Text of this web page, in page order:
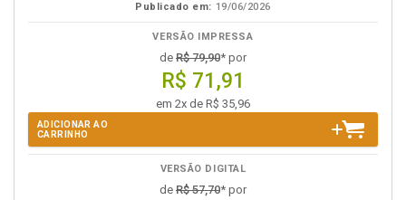
Publicado em: 19/06/2026
VERSÃO IMPRESSA
de R$ 79,90* por
R$ 71,91
em 2x de R$ 35,96
ADICIONAR AO
CARRINHO
VERSÃO DIGITAL
de R$ 57,70* por